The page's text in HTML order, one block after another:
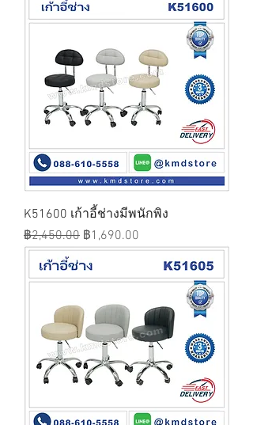
K51600 เก้าอี้ช่างมีพนักพิง
ราคาปกติ
฿2,450.00 ราคาขายลด
฿1,690.00